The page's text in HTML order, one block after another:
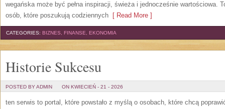
wegańska może być pełna inspiracji, świeża i jednocześnie wartościowa.
osób, które poszukują codziennych [ Read More ]
CATEGORIES: BIZNES, FINANSE, EKONOMIA
Historie Sukcesu
POSTED BY ADMIN ON KWIECIEŃ - 21 - 2026
ten serwis to portal, które powstało z myślą o osobach, które chcą